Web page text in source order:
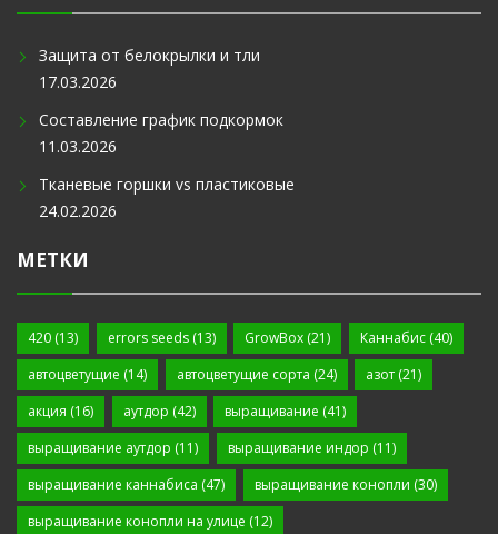
Защита от белокрылки и тли
17.03.2026
Составление график подкормок
11.03.2026
Тканевые горшки vs пластиковые
24.02.2026
МЕТКИ
420 (13) errors seeds(13) GrowBox (21) Каннабис(40)
автоцветущие (14) автоцветущие сорта (24) азот (21)
акция (16) аутдор (42) выращивание (41)
выращивание аутдор (11) выращивание индор (11)
выращивание каннабиса (47) выращивание конопли (30)
выращивание конопли на улице (12)